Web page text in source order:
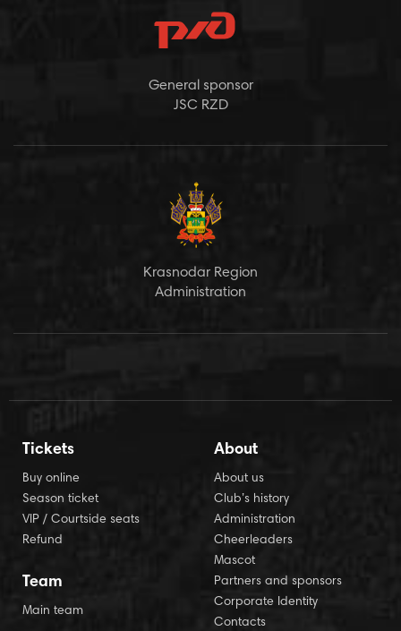
General sponsor
JSC RZD
Krasnodar Region
Administration
Tickets
Buy online
Season ticket
VIP / Courtside seats
Refund
Team
Main team
About
About us
Club’s history
Administration
Cheerleaders
Mascot
Partners and sponsors
Corporate Identity
Contacts